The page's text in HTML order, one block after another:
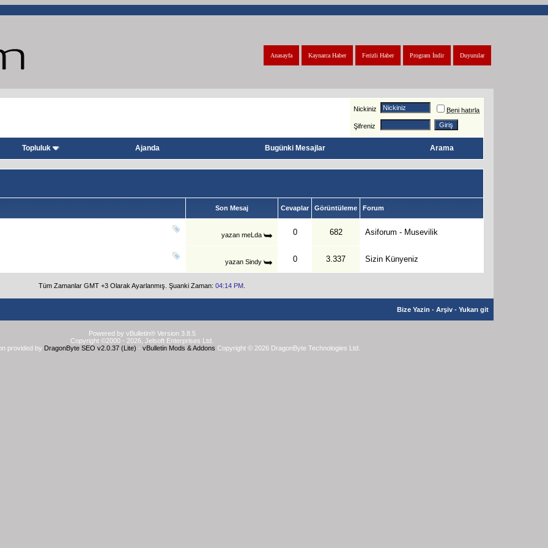
Duyurular
Program İndir
Ferizli Haber
Kaynarca Haber
Anasayfa
Nickiniz Beni hatırla
Şifreniz
Topluluk Ajanda Bugünki Mesajlar Arama
Son Mesaj Cevaplar Görüntüleme Forum
yazan meLda 0 682 Asiforum - Musevilik
yazan Sindy 0 3.337 Sizin Künyeniz
Tüm Zamanlar GMT +3 Olarak Ayarlanmış. Şuanki Zaman: 04:14 PM
Bize Yazin - Arşiv - Yukarı git
Powered by vBulletin® Version 3.8.5
Copyright ©2000 - 2026, Jelsoft Enterprises Ltd.
provided by DragonByte SEO v2.0.37 (Lite) - vBulletin Mods & Addons Copyright © 2026 DragonByte Technologies Ltd.